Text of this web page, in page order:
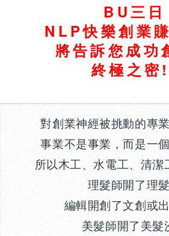
BU三日
NLP快樂創業
將告訴您成功
終極之密
對創業神經被挑動的專
事業不是事業，而是一個
所以木工、水電工、清潔
理髮師開了理
編輯開創了文創或
美髮師開了美髮